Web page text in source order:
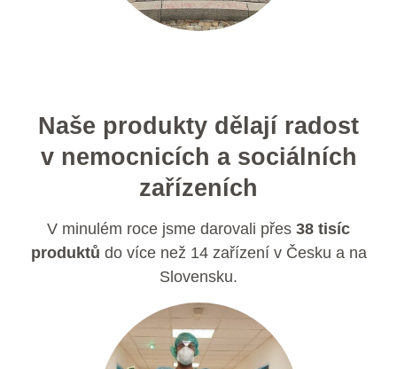
Naše produkty dělají radost
v nemocnicích a sociálních
zařízeních
V minulém roce jsme darovali přes 38 tisíc
produktů do více než 14 zařízení v Česku a na
Slovensku.